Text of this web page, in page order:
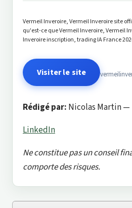
Vermeil Inveroire, Vermeil Inveroire site
qu'est-ce que Vermeil Inveroire, Vermeil
Inveroire inscription, trading IA France
Visiter le site
Rédigé par: Nicolas Martin
LinkedIn
Ne constitue pas un conseil
comporte des risques.